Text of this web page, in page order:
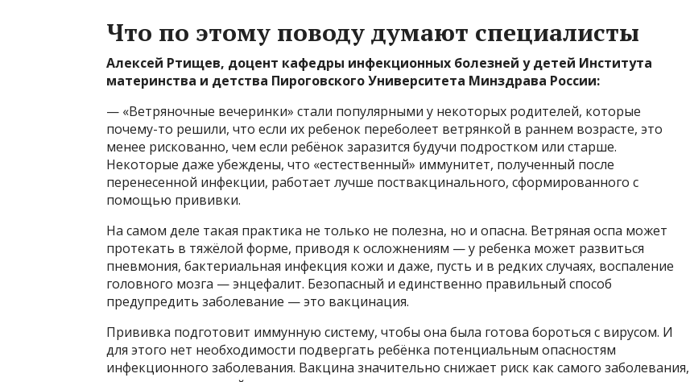
Что по этому поводу думают специалисты
Алексей Ртищев, доцент кафедры инфекционных болезней у детей Института
материнства и детства Пироговского Университета Минздрава России:
— «Ветряночные вечеринки» стали популярными у некоторых родителей, которые
почему-то решили, что если их ребенок переболеет ветрянкой в раннем возрасте, это
менее рискованно, чем если ребёнок заразится будучи подростком или старше.
Некоторые даже убеждены, что «естественный» иммунитет, полученный после
перенесенной инфекции, работает лучше поствакцинального, сформированного с
помощью прививки.
На самом деле такая практика не только не полезна, но и опасна. Ветряная оспа может
протекать в тяжёлой форме, приводя к осложнениям — у ребенка может развиться
пневмония, бактериальная инфекция кожи и даже, пусть и в редких случаях, воспаление
головного мозга — энцефалит. Безопасный и единственно правильный способ
предупредить заболевание — это вакцинация.
Прививка подготовит иммунную систему, чтобы она была готова бороться с вирусом. И
для этого нет необходимости подвергать ребёнка потенциальным опасностям
инфекционного заболевания. Вакцина значительно снижает риск как самого заболевания,